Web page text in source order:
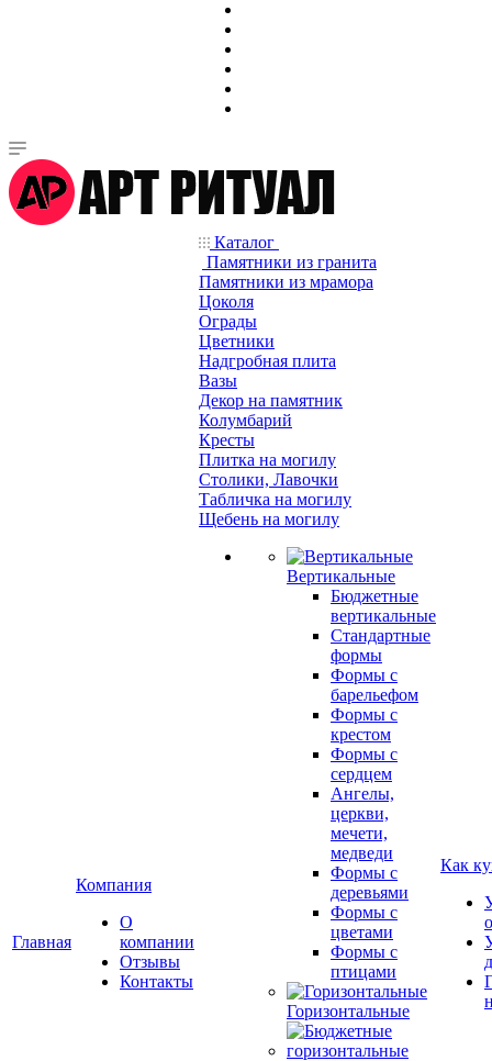
Главная
Компания
О
компании
Отзывы
Контакты
Каталог
Памятники из гранита
Памятники из мрамора
Цоколя
Ограды
Цветники
Надгробная плита
Вазы
Декор на памятник
Колумбарий
Кресты
Плитка на могилу
Столики, Лавочки
Табличка на могилу
Щебень на могилу
Вертикальные
Бюджетные
вертикальные
Стандартные
формы
Формы с
барельефом
Формы с
крестом
Формы с
сердцем
Ангелы,
церкви,
мечети,
медведи
Формы с
деревьями
Формы с
цветами
Формы с
птицами
Горизонтальные
Как